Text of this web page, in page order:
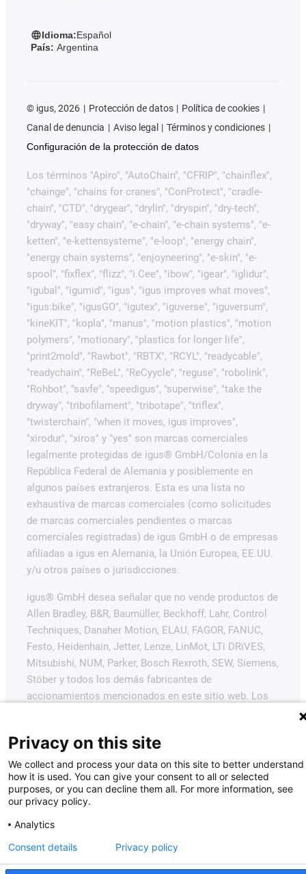
Idioma:Español
País: Argentina
© igus, 2026 Protección de datos
Política de cookies
Canal de denuncia
Aviso legal
Términos y condiciones
Configuración de la protección de datos
Los términos "Apiro", "AutoChain", "CFRIP", "chainflex",
"chainge", "chains for cranes", "ConProtect", "cradle-
chain", "CTD", "drygear", "drylin", "dryspin", "dry-tech",
"dryway", "easy chain", "e-chain", "e-chain systems", "e-
ketten", "e-kettensysteme", "e-loop", "energy chain",
"energy chain systems", "enjoyneering", "e-skin", "e-
spool", "fixflex", "flizz", "i.Cee", "ibow", "igear", "iglidur",
"igubal", "igumid", "igus", "igus improves what moves",
"igus:bike", "igusGO", "igutex", "iguverse", "iguversum",
"kineKIT", "kopla", "manus", "motion plastics", "motion
polymers", "motionary", "plastics for longer life",
"print2mold", "Rawbot", "RBTX", "RCYL", "readycable",
"readychain", "ReBeL", "ReCyycle", "reguse", "robolink",
"Rohbot", "savfe", "speedigus", "superwise", "take the
dryway", "tribofilament", "tribotape", "triflex",
"twisterchain", "when it moves, igus improves",
"xirodur", "xiros" y "yes" son marcas comerciales
legalmente protegidas de igus® GmbH/Colonia en la
República Federal de Alemania y posiblemente en
algunos países extranjeros. Esta es una lista no
exhaustiva de marcas comerciales (como solicitudes
de marcas comerciales pendientes o marcas
comerciales registradas) de igus GmbH o de empresas
afiliadas a igus en Alemania, la Unión Europea, EE.UU.
y/u otros países o jurisdicciones.
igus® GmbH desea señalar que no vende productos de
Allen Bradley, B&R, Baumüller, Beckhoff, Lahr, Control
Techniques, Danaher Motion, ELAU, FAGOR, FANUC,
Festo, Heidenhain, Jetter, Lenze, LinMot, LTi DRiVES,
Mitsubishi, NUM, Parker, Bosch Rexroth, SEW, Siemens,
Stöber y todos los demás fabricantes de
accionamientos mencionados en este sitio web. Los
Privacy on this site
We collect and process your data on this site to better understand
how it is used. You can give your consent to all or selected
purposes, or you can decline them all. For more information, see
our privacy policy.
Analytics
Consent details
Privacy policy